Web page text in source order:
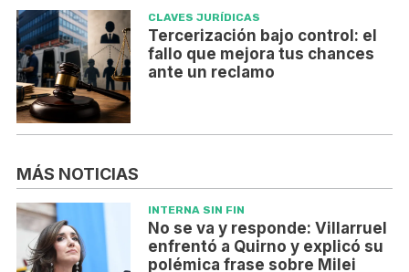
CLAVES JURÍDICAS
Tercerización bajo control: el
fallo que mejora tus chances
ante un reclamo
MÁS NOTICIAS
INTERNA SIN FIN
No se va y responde: Villarruel
enfrentó a Quirno y explicó su
polémica frase sobre Milei